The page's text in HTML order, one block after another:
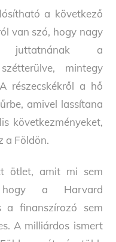
a következő
van szó, hogy nagy
juttatnának a
mintegy
részecskékről a hő
amivel lassítana
következményeket,
a Földön.
ötlet, amit mi sem
a Harvard
a finanszírozó sem
A milliárdos ismert